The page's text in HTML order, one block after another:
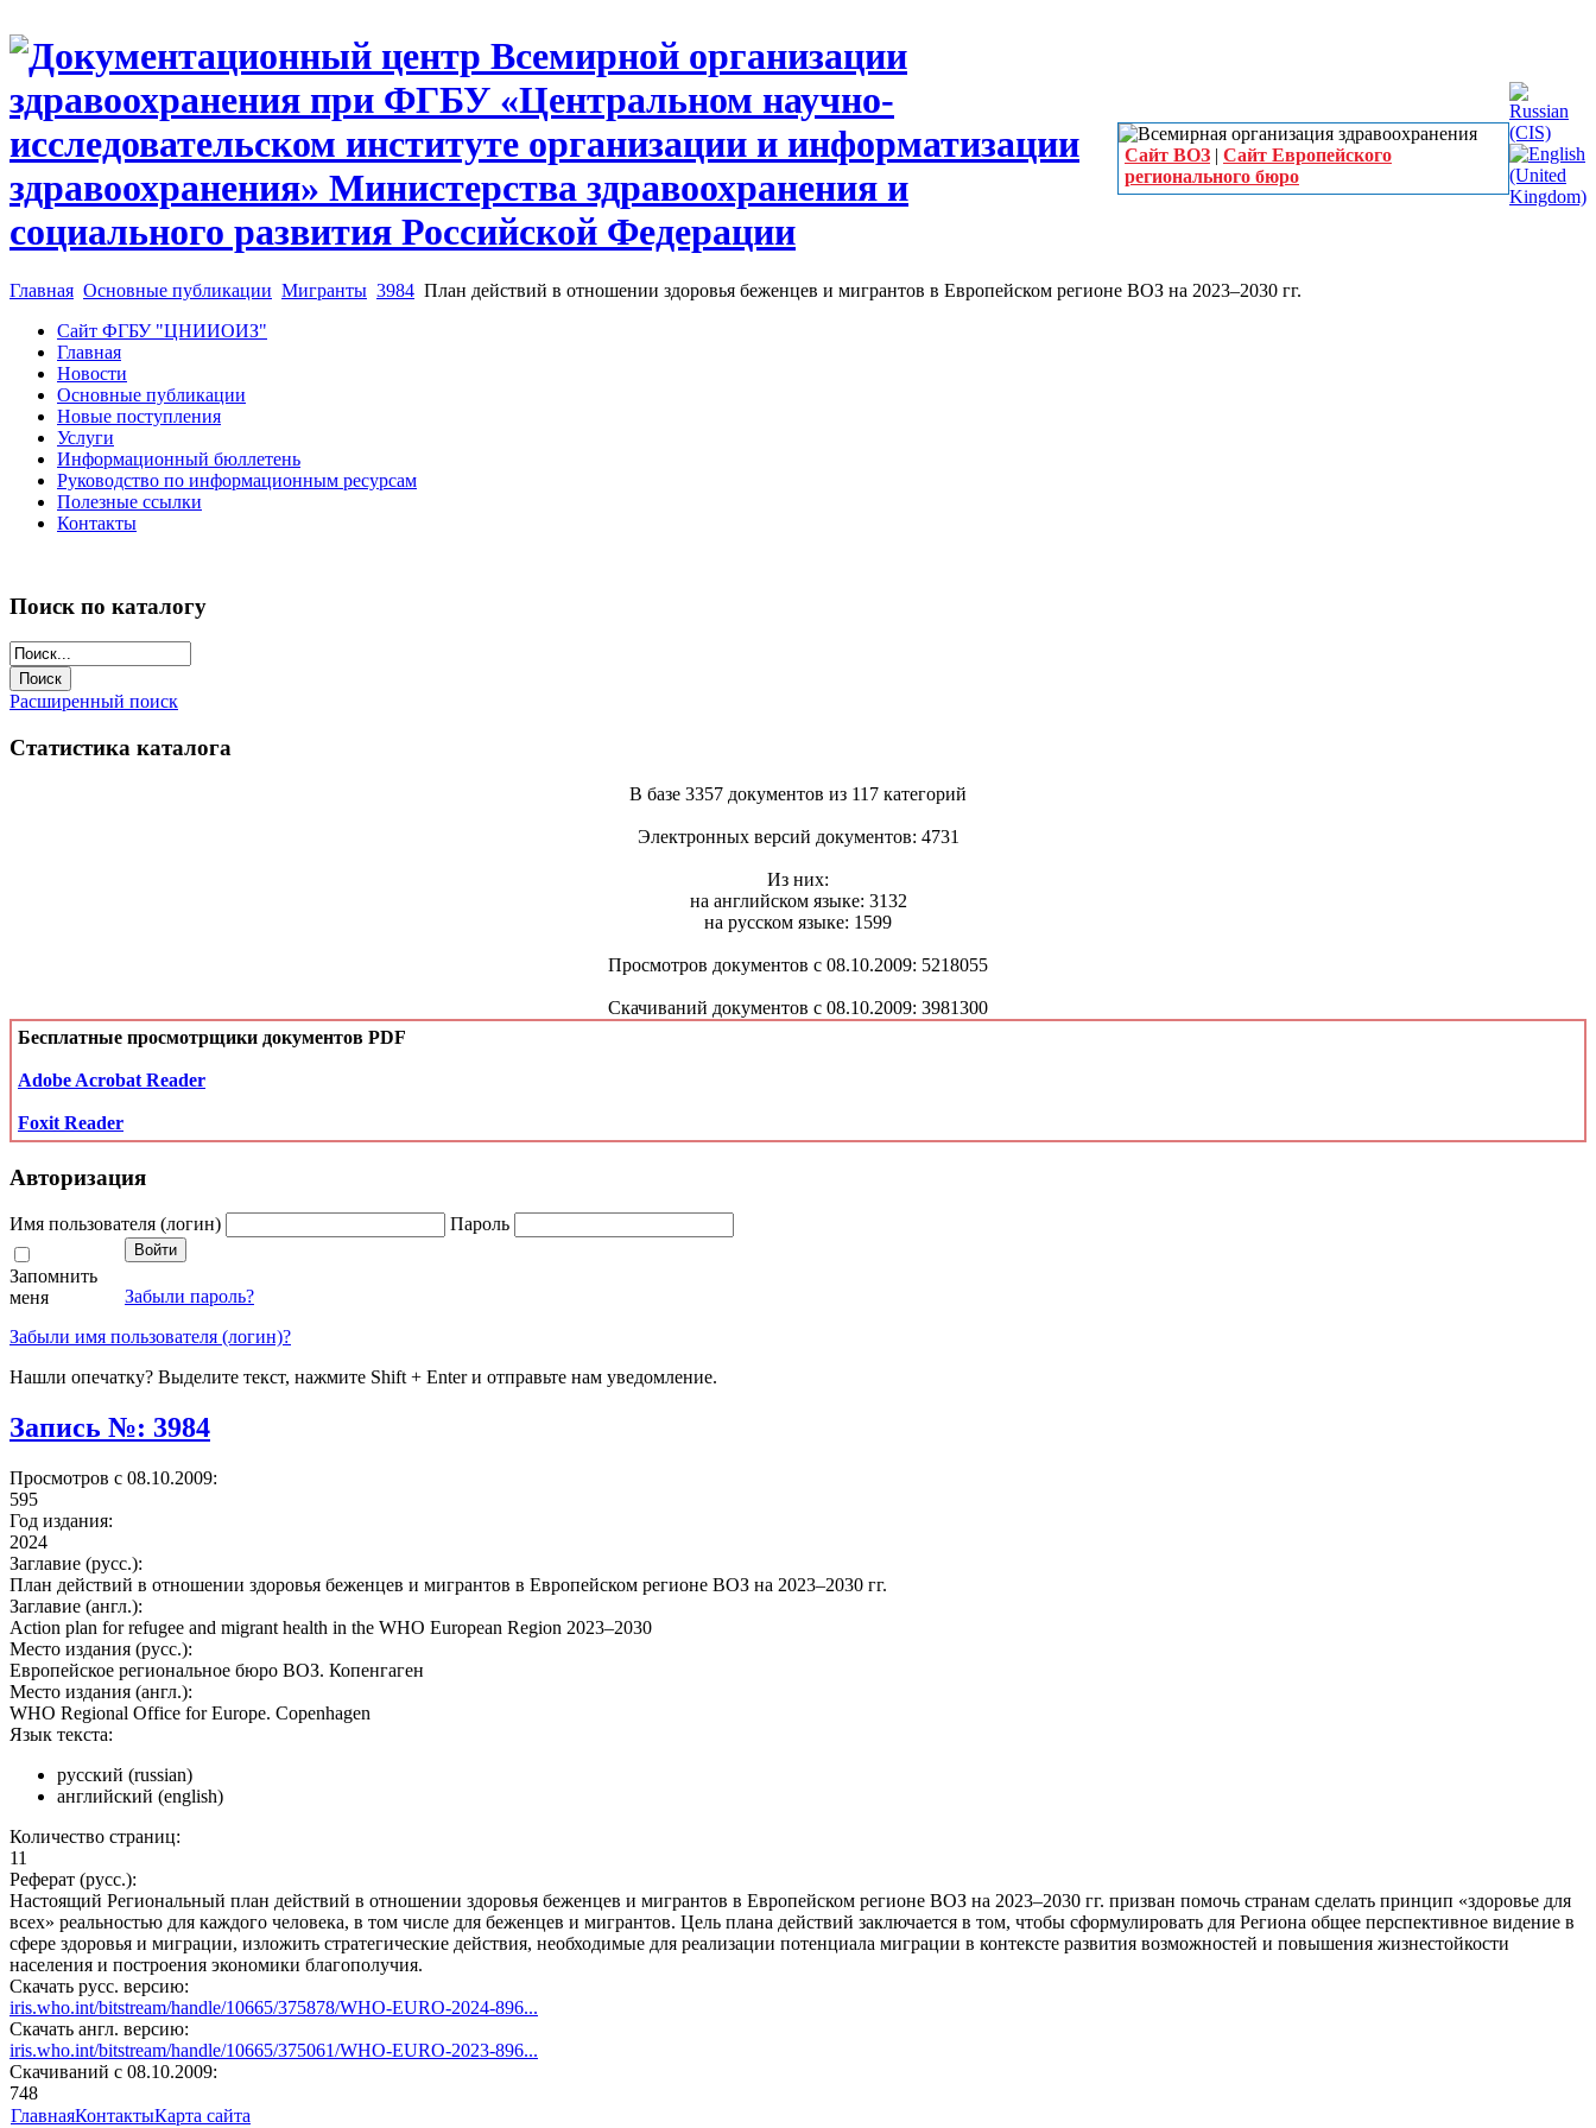
Сайт ВОЗ | Сайт Европейского
регионального бюро
Главная Основные публикации Мигранты 3984 План действий в отношении здоровья беженцев и мигрантов в Европейском регионе ВОЗ на 2023–2030 гг.
Сайт ФГБУ "ЦНИИОИЗ"
Главная
Новости
Основные публикации
Новые поступления
Услуги
Информационный бюллетень
Руководство по информационным ресурсам
Полезные ссылки
Контакты
Поиск по каталогу
Расширенный поиск
Статистика каталога
В базе 3357 документов из 117 категорий
Электронных версий документов: 4731
Из них:
на английском языке: 3132
на русском языке: 1599
Просмотров документов с 08.10.2009: 5218055
Скачиваний документов с 08.10.2009: 3981300
Бесплатные просмотрщики документов PDF
Adobe Acrobat Reader
Foxit Reader
Авторизация
Имя пользователя (логин) Пароль
Запомнить
меня
Забыли пароль?
Забыли имя пользователя (логин)?
Нашли опечатку? Выделите текст, нажмите Shift + Enter и отправьте нам уведомление.
Запись №: 3984
Просмотров с 08.10.2009:
595
Год издания:
2024
Заглавие (русс.):
План действий в отношении здоровья беженцев и мигрантов в Европейском регионе ВОЗ на 2023–2030 гг.
Заглавие (англ.):
Action plan for refugee and migrant health in the WHO European Region 2023–2030
Место издания (русс.):
Европейское региональное бюро ВОЗ. Копенгаген
Место издания (англ.):
WHO Regional Office for Europe. Copenhagen
Язык текста:
русский (russian)
английский (english)
Количество страниц:
11
Реферат (русс.):
Настоящий Региональный план действий в отношении здоровья беженцев и мигрантов в Европейском регионе ВОЗ на 2023–2030 гг. призван помочь странам сделать принцип «здоровье для
всех» реальностью для каждого человека, в том числе для беженцев и мигрантов. Цель плана действий заключается в том, чтобы сформулировать для Региона общее перспективное видение в
сфере здоровья и миграции, изложить стратегические действия, необходимые для реализации потенциала миграции в контексте развития возможностей и повышения жизнестойкости
населения и построения экономики благополучия.
Скачать русс. версию:
iris.who.int/bitstream/handle/10665/375878/WHO-EURO-2024-896...
Скачать англ. версию:
iris.who.int/bitstream/handle/10665/375061/WHO-EURO-2023-896...
Cкачиваний с 08.10.2009:
748
ГлавнаяКонтактыКарта сайта